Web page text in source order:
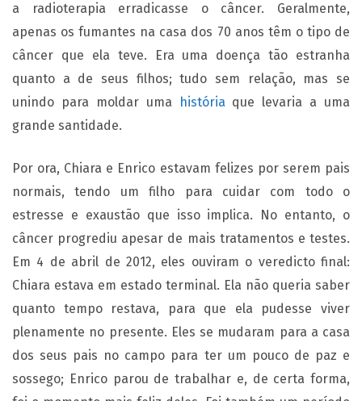
a radioterapia erradicasse o câncer. Geralmente,
apenas os fumantes na casa dos 70 anos têm o tipo de
câncer que ela teve. Era uma doença tão estranha
quanto a de seus filhos; tudo sem relação, mas se
unindo para moldar uma
história que levaria a uma
grande santidade.
Por ora, Chiara e Enrico estavam felizes por serem pais
normais, tendo um filho para cuidar com todo o
estresse e exaustão que isso implica. No entanto, o
câncer progrediu apesar de mais tratamentos e testes.
Em 4 de abril de 2012, eles ouviram o veredicto final:
Chiara estava em estado terminal. Ela não queria saber
quanto tempo restava, para que ela pudesse viver
plenamente no presente. Eles se mudaram para a casa
dos seus pais no campo para ter um pouco de paz e
sossego; Enrico parou de trabalhar e, de certa forma,